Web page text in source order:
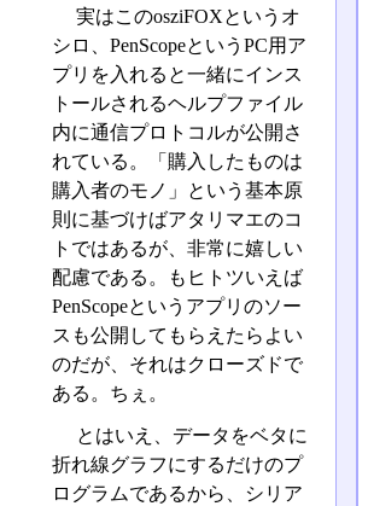
実はこのosziFOXというオ
シロ、PenScopeというPC用ア
プリを入れると一緒にインス
トールされるヘルプファイル
内に通信プロトコルが公開さ
れている。「購入したものは
購入者のモノ」という基本原
則に基づけばアタリマエのコ
トではあるが、非常に嬉しい
配慮である。もヒトツいえば
PenScopeというアプリのソー
スも公開してもらえたらよい
のだが、それはクローズドで
ある。ちぇ。
とはいえ、データをベタに
折れ線グラフにするだけのプ
ログラムであるから、シリア